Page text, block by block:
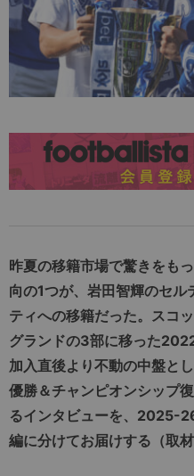
昨夏の移籍市場で驚きをも
向の1つが、岩田智輝のセ
ティへの移籍だった。スコ
グランドの3部に移った
加入直後より不動の中盤と
優勝＆チャンピオンシップ
るインタビューを、2025-
編に分けてお届けする（取材